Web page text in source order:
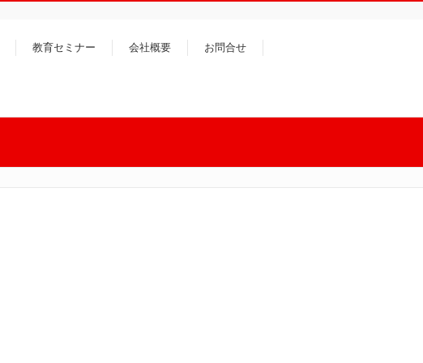
教育セミナー 会社概要 お問合せ